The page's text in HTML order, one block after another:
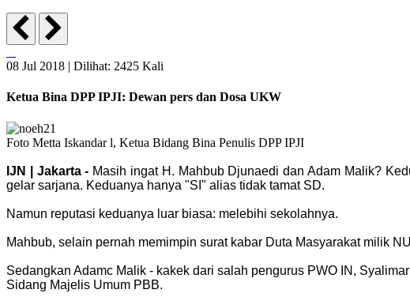
08 Jul 2018 | Dilihat: 2425 Kali
Ketua Bina DPP IPJI: Dewan pers dan Dosa UKW
Foto Metta Iskandar l, Ketua Bidang Bina Penulis DPP IPJI
IJN | Jakarta - Masih ingat H. Mahbub Djunaedi dan Adam Malik?
gelar sarjana. Keduanya hanya "SI" alias tidak tamat SD.
Namun reputasi keduanya luar biasa: melebihi sekolahnya.
Mahbub, selain pernah memimpin surat kabar Duta Masyarakat milik
Sedangkan Adamc Malik - kakek dari salah pengurus PWO IN,
Sidang Majelis Umum PBB.